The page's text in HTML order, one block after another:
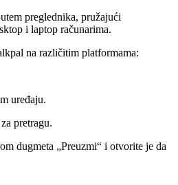
preglednika, pružajući
i laptop računarima.
na različitim platformama:
uređaju.
pretragu.
dugmeta „Preuzmi“ i otvorite je da